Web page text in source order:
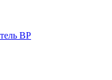
ВР